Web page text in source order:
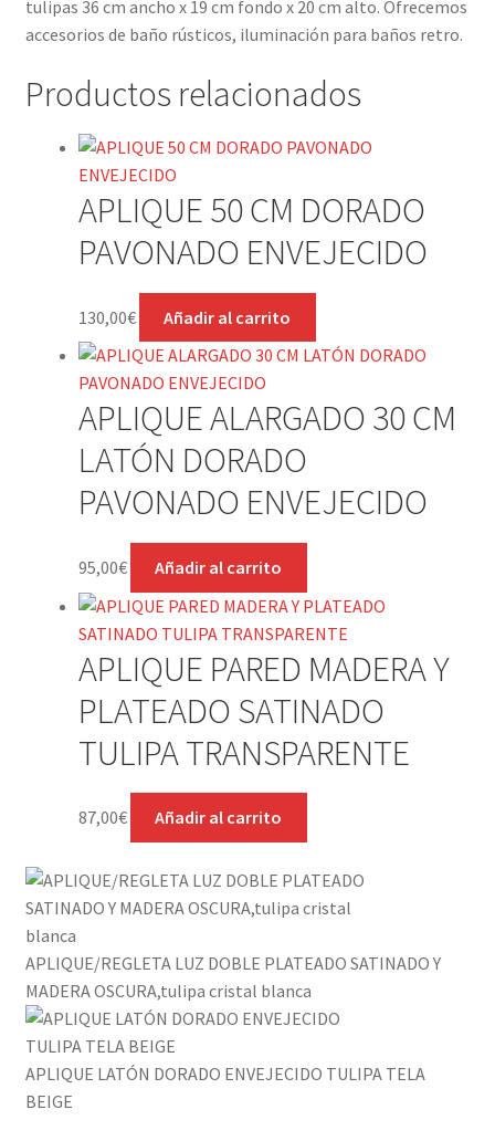
tulipas 36 cm ancho x 19 cm fondo x 20 cm alto. Ofrecemos
accesorios de baño rústicos, iluminación para baños retro.
Productos relacionados
APLIQUE 50 CM DORADO
PAVONADO ENVEJECIDO
130,00€ Añadir al carrito
APLIQUE ALARGADO 30 CM
LATÓN DORADO
PAVONADO ENVEJECIDO
95,00€ Añadir al carrito
APLIQUE PARED MADERA Y
PLATEADO SATINADO
TULIPA TRANSPARENTE
87,00€ Añadir al carrito
APLIQUE/REGLETA LUZ DOBLE PLATEADO SATINADO Y
MADERA OSCURA,tulipa cristal blanca
APLIQUE LATÓN DORADO ENVEJECIDO TULIPA TELA
BEIGE